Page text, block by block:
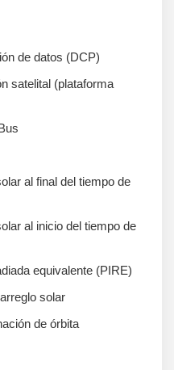
de datos (DCP)
satelital (plataforma
al final del tiempo de
al inicio del tiempo de
equivalente (PIRE)
solar
de órbita